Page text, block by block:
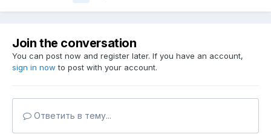
Join the conversation
You can post now and register later. If you have an account,
sign in now to post with your account.
Ответить в тему...